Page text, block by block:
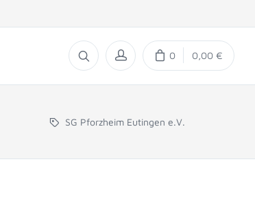
0 0,00 €
SG Pforzheim Eutingen e.V.